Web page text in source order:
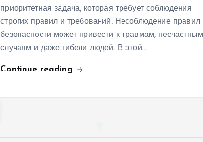
приоритетная задача, которая требует соблюдения
строгих правил и требований. Несоблюдение правил
безопасности может привести к травмам, несчастным
случаям и даже гибели людей. В этой…
Continue reading